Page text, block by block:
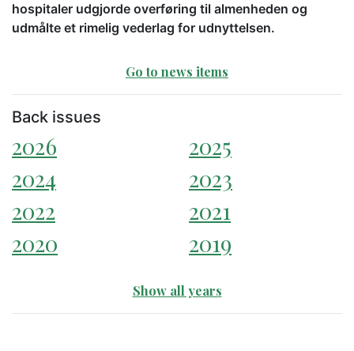
hospitaler udgjorde overføring til almenheden og
udmålte et rimelig vederlag for udnyttelsen.
Go to news items
Back issues
2026
2025
2024
2023
2022
2021
2020
2019
Show all years